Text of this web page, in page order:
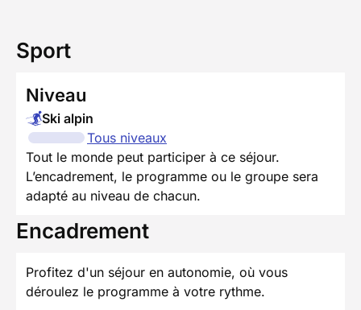
Sport
Niveau
Ski alpin
Tous niveaux
Tout le monde peut participer à ce séjour.
L’encadrement, le programme ou le groupe sera
adapté au niveau de chacun.
Encadrement
Profitez d'un séjour en autonomie, où vous
déroulez le programme à votre rythme.